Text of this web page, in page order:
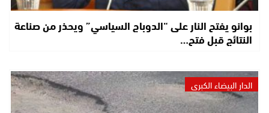
بوانو يفتح النار على “الدوباج السياسي” ويحذر من صناعة
النتائج قبل فتح…
الدار البيضاء الكبرى